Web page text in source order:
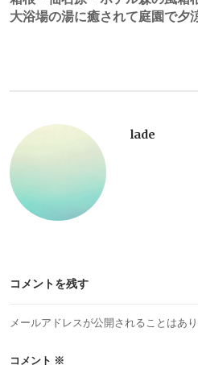
ゲ
ー
シ
ン
大浴場の湯に癒されて庭園で夕
lade
コメントを残す
メールアドレスが公開されることはあり
コメント ※